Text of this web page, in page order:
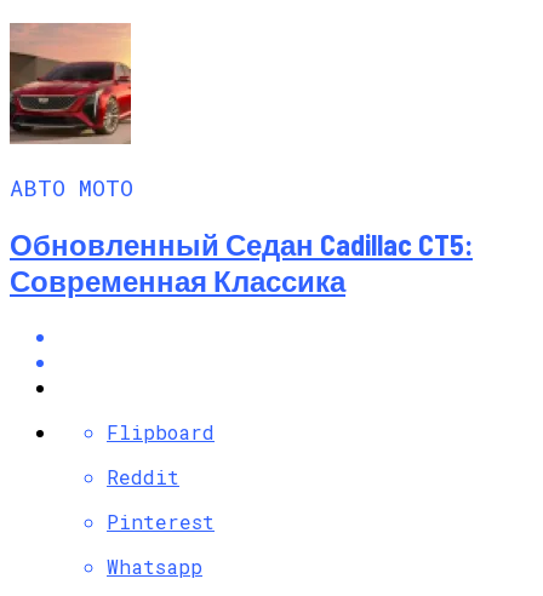
АВТО МОТО
Обновленный Седан Cadillac CT5:
Современная Классика
Flipboard
Reddit
Pinterest
Whatsapp